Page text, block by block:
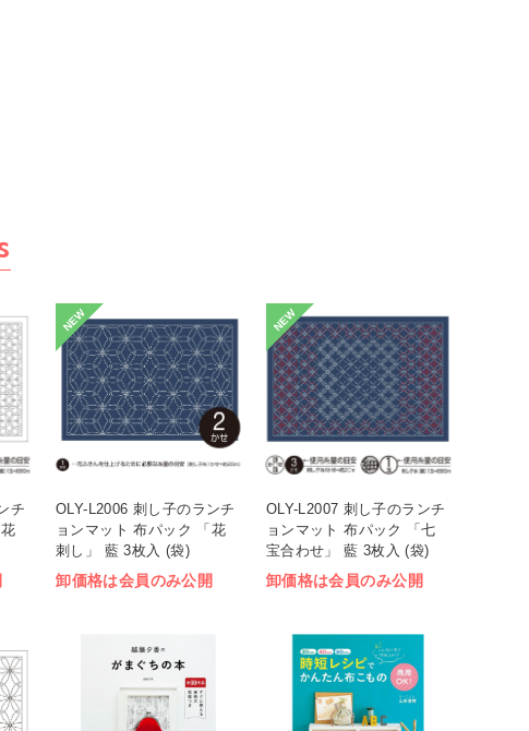
チ
NEW
OLY-L2006 刺し子のランチ
ョンマット 布パック 「花
刺し」 藍 3枚入 (袋)
卸価格は会員のみ公開
NEW
OLY-L2007 刺し子のランチ
ョンマット 布パック 「七
宝合わせ」 藍 3枚入 (袋)
卸価格は会員のみ公開